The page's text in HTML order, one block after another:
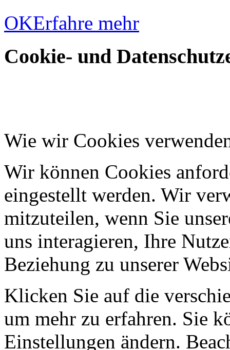
OKErfahre mehr
Cookie- und
Wie wir Cookies
Wir können Cookies
eingestellt werden. Wir
mitzuteilen, wenn Sie
uns interagieren, Ihre
Beziehung zu unserer
Klicken Sie auf die
um mehr zu erfahren. Sie
Einstellungen ändern.